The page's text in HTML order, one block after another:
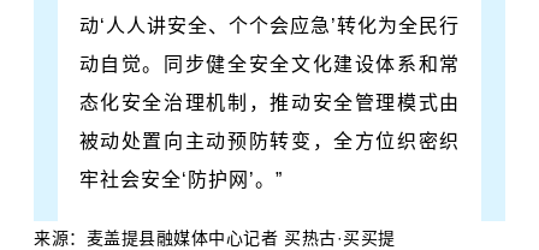
动‘人人讲安全、个个会应急’转化为全民行
动自觉。同步健全安全文化建设体系和常
态化安全治理机制，推动安全管理模式由
被动处置向主动预防转变，全方位织密织
牢社会安全‘防护网’。”
来源：麦盖提县融媒体中心记者 买热古·买买提